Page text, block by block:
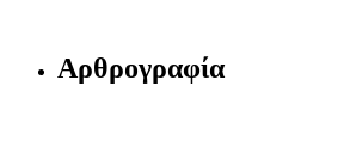
Αρθρογραφία